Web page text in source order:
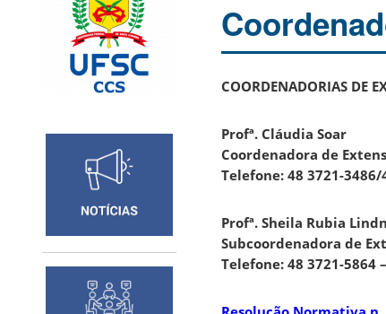
COORDENADORIAS DE
Profª. Cláudia Soar
Coordenadora de
Telefone: 48 3721-3486/
Profª. Sheila Rubia
Subcoordenadora de
Telefone: 48 3721-5864